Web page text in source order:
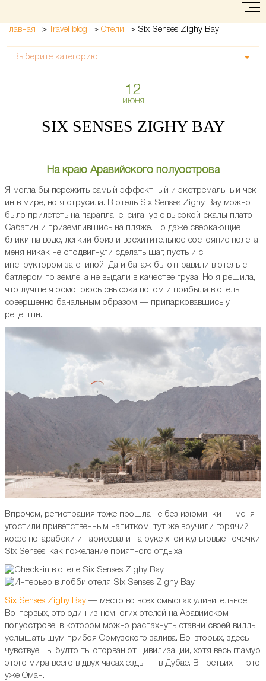
Главная > Travel blog > Отели > Six Senses Zighy Bay
Выберите категорию
12
ИЮНЯ
SIX SENSES ZIGHY BAY
На краю Аравийского полуострова
Я могла бы пережить самый эффектный и экстремальный чек-
ин в мире, но я струсила. В отель Six Senses Zighy Bay можно
было прилететь на параплане, сиганув с высокой скалы плато
Сабатин и приземлившись на пляже. Но даже сверкающие
блики на воде, легкий бриз и восхитительное состояние полета
меня никак не сподвигнули сделать шаг, пусть и с
инструктором за спиной. Да и багаж бы отправили в отель с
батлером по земле, а не выдали в качестве груза. Но я решила,
что лучше я осмотрюсь свысока потом и прибыла в отель
совершенно банальным образом — припарковавшись у
рецепшн.
Впрочем, регистрация тоже прошла не без изюминки — меня
угостили приветственным напитком, тут же вручили горячий
кофе по-арабски и нарисовали на руке хной культовые точечки
Six Senses, как пожелание приятного отдыха.
Six Senses Zighy Bay — место во всех смыслах удивительное.
Во-первых, это один из немногих отелей на Аравийском
полуострове, в котором можно распахнуть ставни своей виллы,
услышать шум прибоя Ормузского залива. Во-вторых, здесь
чувствуешь, будто ты оторван от цивилизации, хотя весь гламур
этого мира всего в двух часах езды — в Дубае. В-третьих — это
уже Оман.